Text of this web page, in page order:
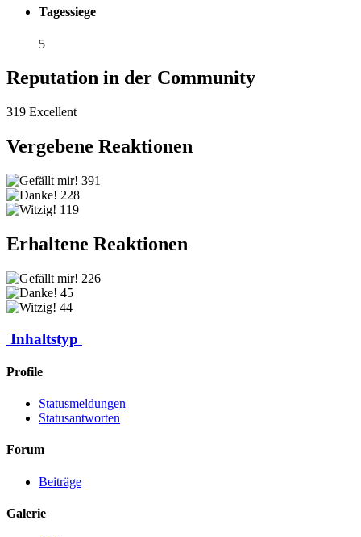
Tagessiege
5
Reputation in der Community
319 Excellent
Vergebene Reaktionen
391
228
119
Erhaltene Reaktionen
226
45
44
Inhaltstyp
Profile
Statusmeldungen
Statusantworten
Forum
Beiträge
Galerie